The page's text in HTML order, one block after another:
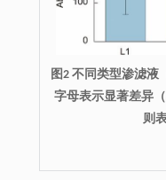
图2 不同类型渗滤液
字母表示显著差异（
则